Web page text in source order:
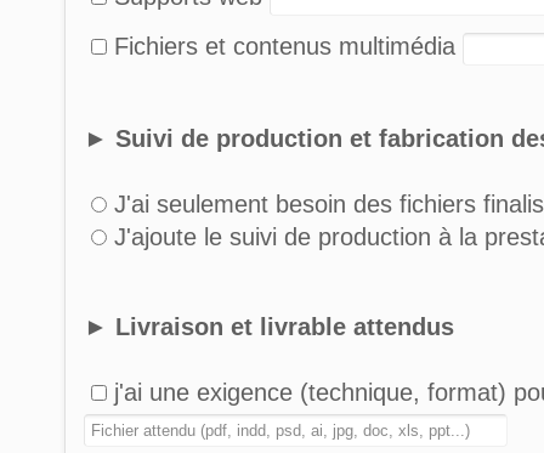
Fichiers et contenus multimédia
► Suivi de production et fabrication
J'ai seulement besoin des fichiers
J'ajoute le suivi de production à la
► Livraison et livrable attendus
j'ai une exigence (technique, format)